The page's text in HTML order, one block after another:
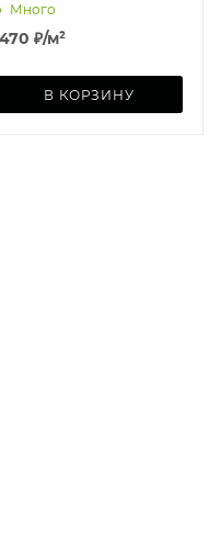
Много
470 ₽/м²
В КОРЗИНУ